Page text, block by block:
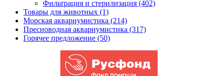
Фильтрация и стерилизация (402)
Товары для животных (1)
Морская аквариумистика (214)
Пресноводная аквариумистика (317)
Горячее предложение (50)